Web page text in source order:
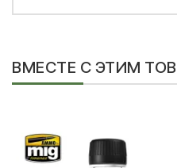
ВМЕСТЕ С ЭТИМ